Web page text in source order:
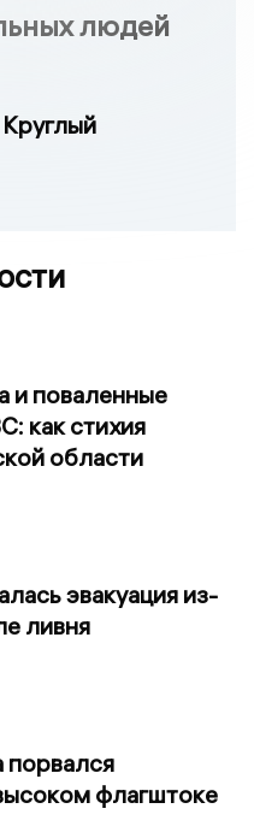
людей
и поваленные
как стихия
области
эвакуация из-
ливня
порвался
флагштоке